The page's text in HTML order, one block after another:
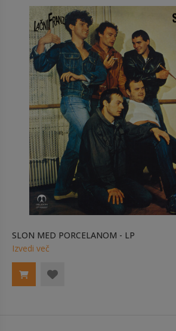
SLON MED PORCELANOM - LP
Izvedi več